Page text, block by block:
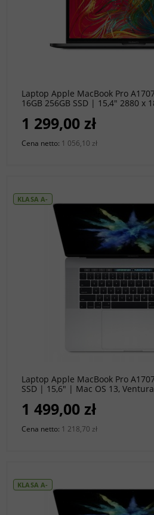
Laptop Apple MacBook Pro
16GB 256GB SSD | 15,4" 2880 x
1 299,00 zł
Cena netto: 1 056,10 zł
Laptop Apple MacBook Pro
SSD | 15,6" | Mac OS 13,
1 499,00 zł
Cena netto: 1 218,70 zł
KLASA A-
KLASA A-